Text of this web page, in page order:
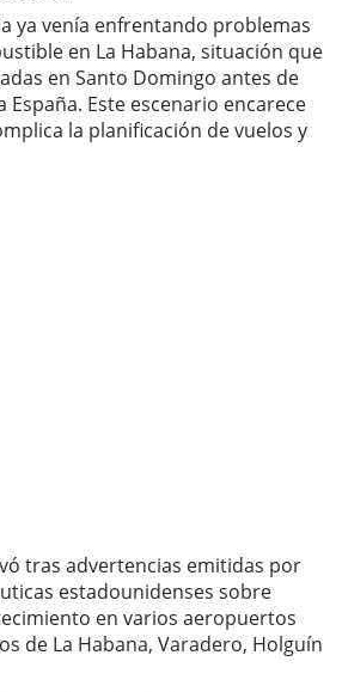
ya venía enfrentando problemas
en La Habana, situación que
en Santo Domingo antes de
Este escenario encarece
la planificación de vuelos y
tras advertencias emitidas por
estadounidenses sobre
en varios aeropuertos
de La Habana, Varadero, Holguín